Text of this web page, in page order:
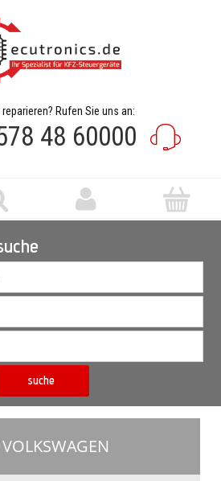
Rufen Sie uns an:
48 60000
suche